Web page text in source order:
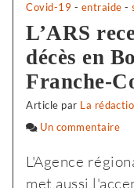
Covid-19 - entraide -
L’ARS
décès en
Franche-
Article par La
Un commentaire
L'Agence
met aussi